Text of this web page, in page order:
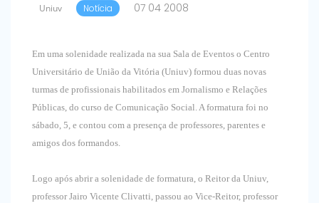
Uniuv Notícia 07 04 2008
Em uma solenidade realizada na sua Sala de Eventos o Centro
Universitário de União da Vitória (Uniuv) formou duas novas
turmas de profissionais habilitados em Jornalismo e Relações
Públicas, do curso de Comunicação Social. A formatura foi no
sábado, 5, e contou com a presença de professores, parentes e
amigos dos formandos.
Logo após abrir a solenidade de formatura, o Reitor da Uniuv,
professor Jairo Vicente Clivatti, passou ao Vice-Reitor, professor